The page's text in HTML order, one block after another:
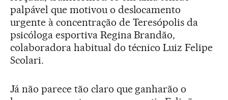
palpável que motivou o deslocamento
urgente à concentração de Teresópolis da
psicóloga esportiva Regina Brandão,
colaboradora habitual do técnico Luiz Felipe
Scolari.
Já não parece tão claro que ganharão o